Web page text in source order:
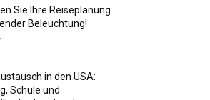
Sie Ihre Reiseplanung
Beleuchtung!
in den USA:
Schule und